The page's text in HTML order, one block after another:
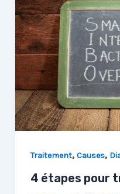
Traitement, Causes,
4 étapes pour